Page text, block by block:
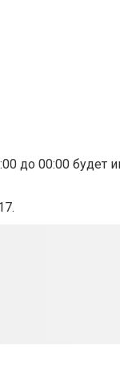
00:00 будет